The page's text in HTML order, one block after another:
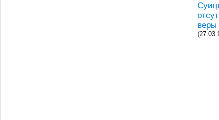
веры